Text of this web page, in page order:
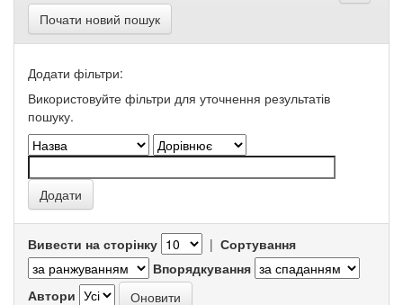
Почати новий пошук
Додати фільтри:
Використовуйте фільтри для уточнення результатів
пошуку.
Вивести на сторінку | Сортування
Впорядкування
Автори